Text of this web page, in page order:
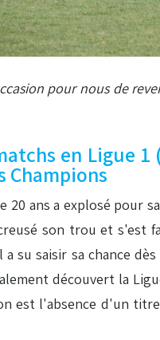
pour nous de
en Ligue
Champions
ans a explosé pour
son trou et
su saisir sa chance
découvert la
est l'absence d'un